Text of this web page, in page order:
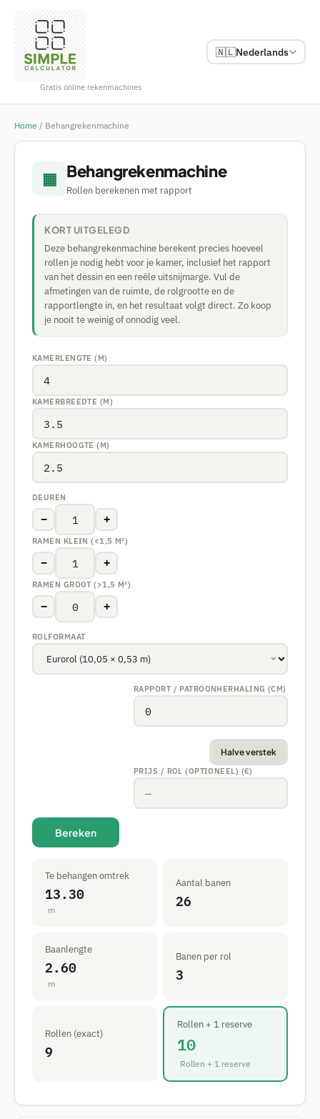
Gratis online rekenmachines
🇳🇱Nederlands
Home / Behangrekenmachine
▦ Behangrekenmachine
Rollen berekenen met rapport
KORT UITGELEGD
Deze behangrekenmachine berekent precies hoeveel
rollen je nodig hebt voor je kamer, inclusief het rapport
van het dessin en een reële uitsnijmarge. Vul de
afmetingen van de ruimte, de rolgrootte en de
rapportlengte in, en het resultaat volgt direct. Zo koop
je nooit te weinig of onnodig veel.
KAMERLENGTE (M)
KAMERBREEDTE (M)
KAMERHOOGTE (M)
DEUREN
− +
RAMEN KLEIN (<1,5 M²)
− +
RAMEN GROOT (>1,5 M²)
− +
ROLFORMAAT
RAPPORT / PATROONHERHALING (CM)
Halve verstek
PRIJS / ROL (OPTIONEEL) (€)
Bereken
Te behangen omtrek
13.30
m
Aantal banen
26
Baanlengte
2.60
m
Banen per rol
3
Rollen (exact)
9
Rollen + 1 reserve
10
Rollen + 1 reserve